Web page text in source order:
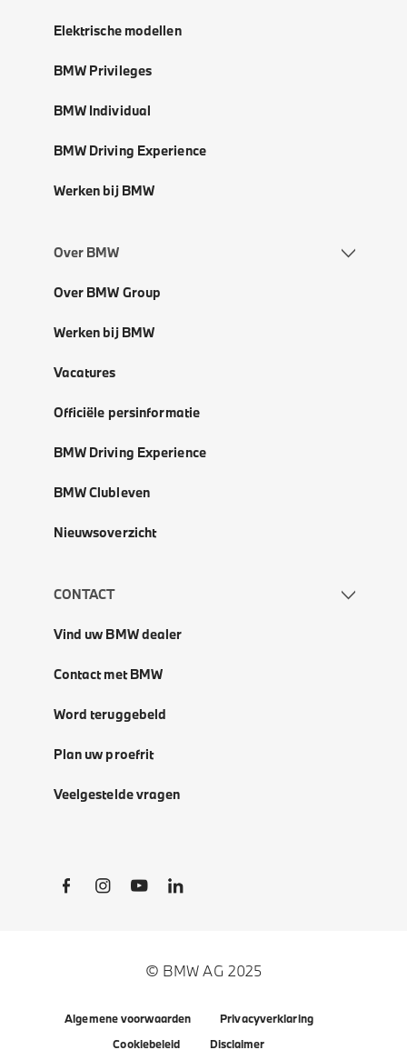
Elektrische modellen
BMW Privileges
BMW Individual
BMW Driving Experience
Werken bij BMW
Over BMW
Over BMW Group
Werken bij BMW
Vacatures
Officiële persinformatie
BMW Driving Experience
BMW Clubleven
Nieuwsoverzicht
CONTACT
Vind uw BMW dealer
Contact met BMW
Word teruggebeld
Plan uw proefrit
Veelgestelde vragen
Social Links
© BMW AG 2025
Algemene voorwaarden
Privacyverklaring
Cookiebeleid
Disclaimer